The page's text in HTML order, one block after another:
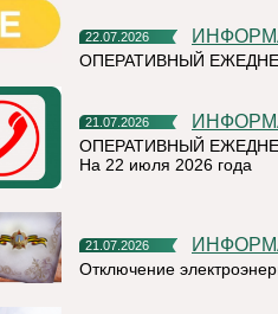
22.07.2026
ОПЕРАТИВНЫЙ
21.07.2026
ОПЕРАТИВНЫЙ
На 22 июля 2026 года
21.07.2026
Отключение